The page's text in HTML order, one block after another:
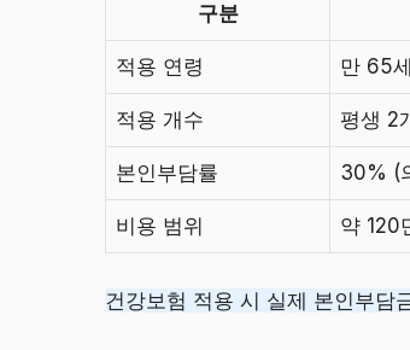
구분
적용 연령 만 65
적용 개수 평생 2
본인부담률 30% (
비용 범위 약 120
건강보험 적용 시 실제 본인부